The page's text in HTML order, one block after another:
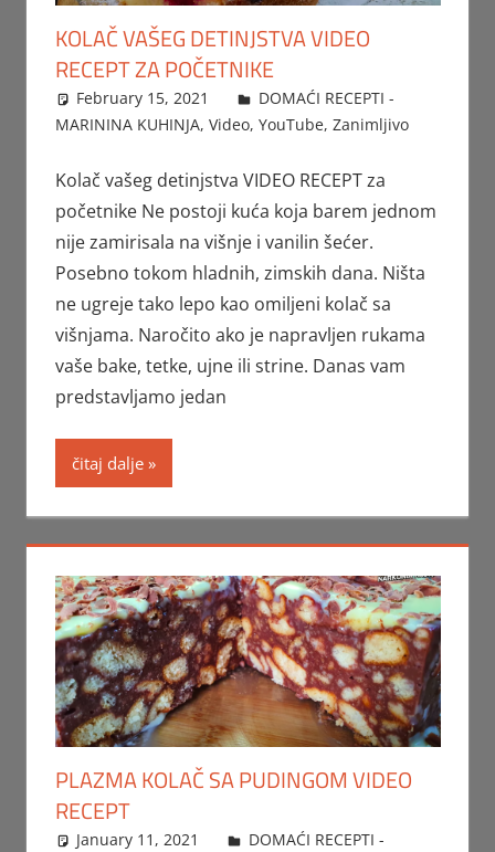
KOLAČ VAŠEG DETINJSTVA VIDEO
RECEPT ZA POČETNIKE
February 15, 2021 FTorgAdmin
DOMAĆI RECEPTI -
MARININA KUHINJA, Video, YouTube, Zanimljivo
Kolač vašeg detinjstva VIDEO RECEPT za
početnike Ne postoji kuća koja barem jednom
nije zamirisala na višnje i vanilin šećer.
Posebno tokom hladnih, zimskih dana. Ništa
ne ugreje tako lepo kao omiljeni kolač sa
višnjama. Naročito ako je napravljen rukama
vaše bake, tetke, ujne ili strine. Danas vam
predstavljamo jedan
čitaj dalje
PLAZMA KOLAČ SA PUDINGOM VIDEO
RECEPT
January 11, 2021 FTorgAdmin
DOMAĆI RECEPTI -